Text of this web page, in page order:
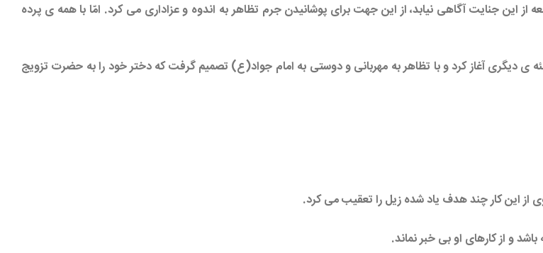
از این جنایت آگاهی نیابد، از این جهت برای پوشانیدن جرم تظاهر به اندوه و عزاداری می کرد. امّا با همه ی پرده
دیگری آغاز کرد و با تظاهر به مهربانی و دوستی به امام جواد(ع) تصمیم گرفت که دختر خود را به حضرت تزویج
از این کار چند هدف یاد شده زیل را تعقیب می کرد.